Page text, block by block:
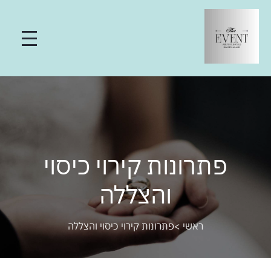
פתרונות קירוי כיסוי
והצללה
ראשי>פתרונות קירוי כיסוי והצללה